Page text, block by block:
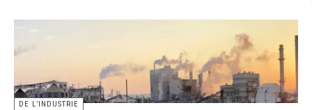
DE L’INDUSTRIE